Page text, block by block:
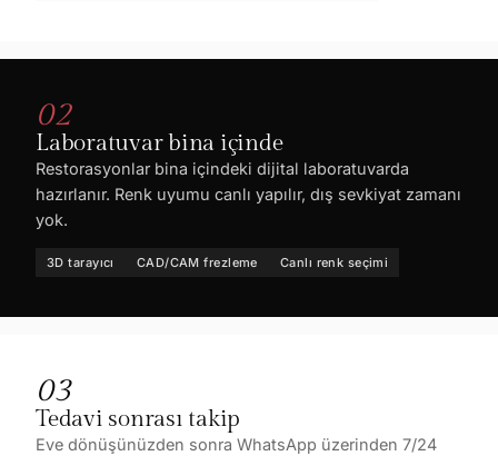
02
Laboratuvar bina içinde
Restorasyonlar bina içindeki dijital laboratuvarda
hazırlanır. Renk uyumu canlı yapılır, dış sevkiyat zamanı
yok.
3D tarayıcı CAD/CAM frezleme Canlı renk seçimi
03
Tedavi sonrası takip
Eve dönüşünüzden sonra WhatsApp üzerinden 7/24